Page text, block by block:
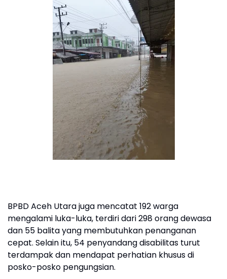
BPBD Aceh Utara juga mencatat 192 warga
mengalami luka-luka, terdiri dari 298 orang dewasa
dan 55 balita yang membutuhkan penanganan
cepat. Selain itu, 54 penyandang disabilitas turut
terdampak dan mendapat perhatian khusus di
posko-posko pengungsian.